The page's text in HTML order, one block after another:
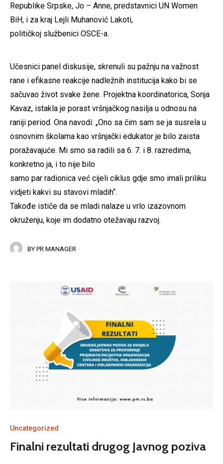
Republike Srpske, Jo – Anne, predstavnici UN Women
BiH, i za kraj Lejli Muhanović Lakoti,
političkoj službenici OSCE-a.
Učesnici panel diskusije, skrenuli su pažnju na važnost
rane i efikasne reakcije nadležnih institucija kako bi se
sačuvao život svake žene. Projektna koordinatorica, Sonja
Kavaz, istakla je porast vršnjačkog nasilja u odnosu na
raniji period. Ona navodi: „Ono sa čim sam se ja susrela u
osnovnim školama kao vršnjački edukator je bilo zaista
poražavajuće. Mi smo sa radili sa 6. 7. i 8. razredima,
konkretno ja, i to nije bilo
samo par radionica već cijeli ciklus gdje smo imali priliku
vidjeti kakvi su stavovi mladih“.
Takođe ističe da se mladi nalaze u vrlo izazovnom
okruženju, koje im dodatno otežavaju razvoj.
BY PR MANAGER
Uncategorized
Finalni rezultati drugog Javnog poziva